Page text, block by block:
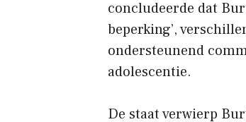
concludeerde dat
beperking’,
ondersteunend
adolescentie.
De staat verwierp